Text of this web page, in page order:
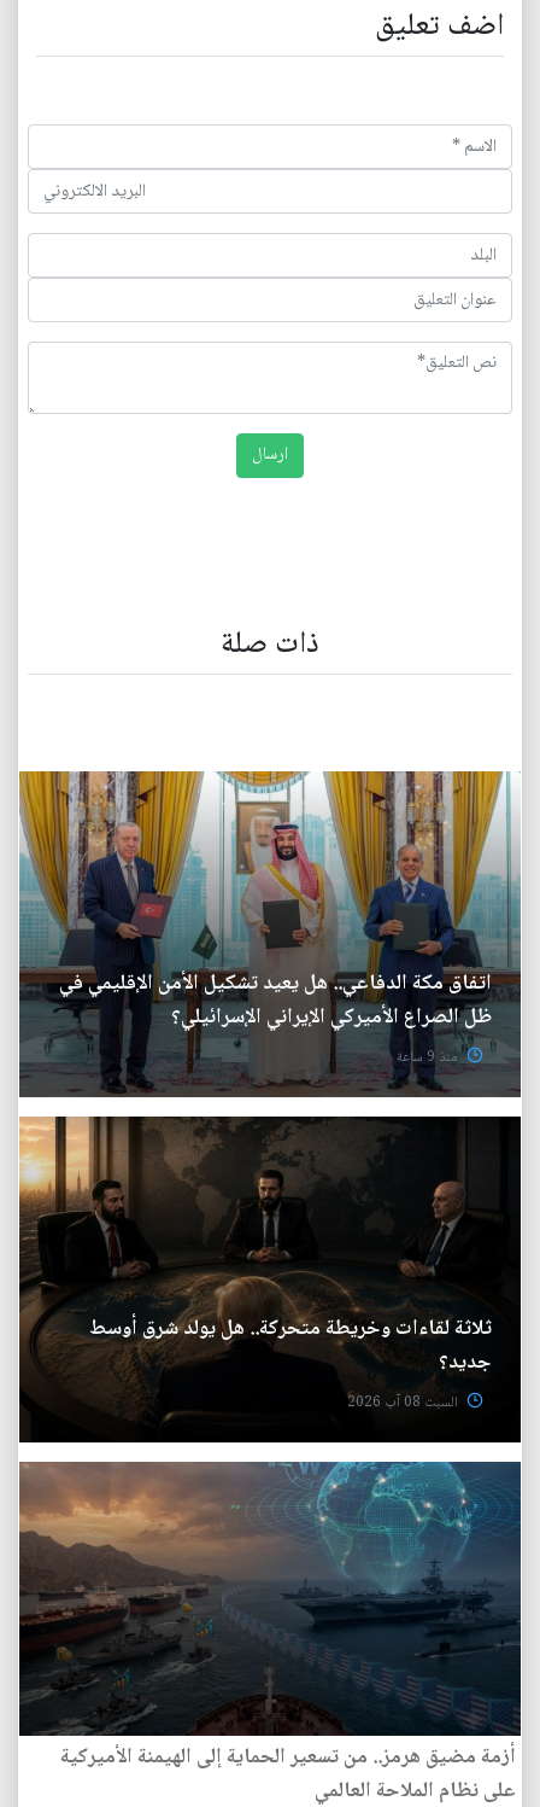
اضف تعليق
ذات صلة
اتفاق مكة الدفاعي.. هل يعيد تشكيل الأمن الإقليمي في
ظل الصراع الأميركي الإيراني الإسرائيلي؟
منذ 9 ساعة
ثلاثة لقاءات وخريطة متحركة.. هل يولد شرق أوسط
جديد؟
السبت 08 آب 2026
أزمة مضيق هرمز.. من تسعير الحماية إلى الهيمنة الأميركية
على نظام الملاحة العالمي